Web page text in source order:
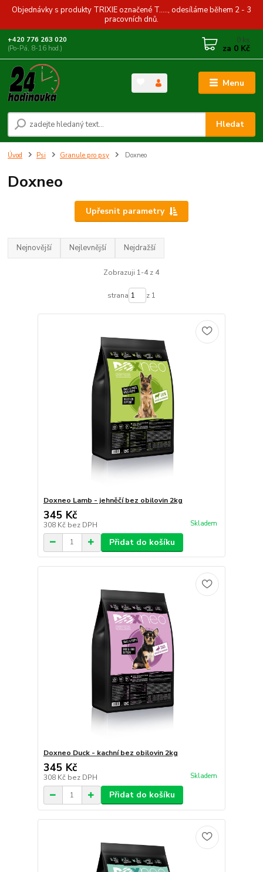
Objednávky s produkty TRIXIE označené T....., odesíláme během 2 - 3
pracovních dnů.
Menu
Hledat
+420 776 263 020
(Po-Pá, 8-16 hod.)
0 ks
za 0 Kč
Úvod Psi Granule pro psy Doxneo
Doxneo
Upřesnit parametry
Nejnovější Nejlevnější Nejdražší
Zobrazuji 1-4 z 4
strana z 1
Doxneo Lamb - jehněčí bez obilovin 2kg
345 Kč
308 Kč bez DPH Skladem
Přidat do košíku
Doxneo Duck - kachní bez obilovin 2kg
345 Kč
308 Kč bez DPH Skladem
Přidat do košíku